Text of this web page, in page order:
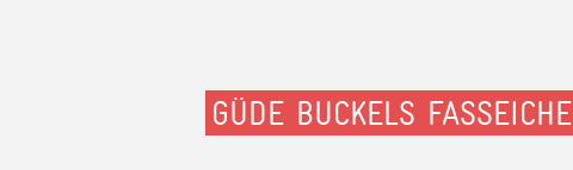
GÜDE BUCKELS FASSEICHE